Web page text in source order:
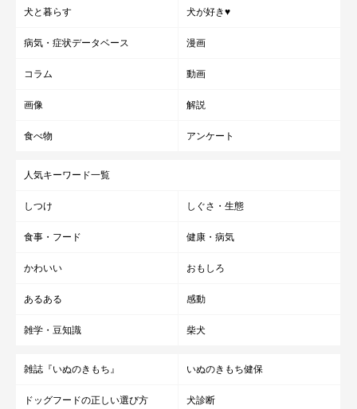
犬と暮らす 犬が好き♥
病気・症状データベース 漫画
コラム 動画
画像 解説
食べ物 アンケート
人気キーワード一覧
しつけ しぐさ・生態
食事・フード 健康・病気
かわいい おもしろ
あるある 感動
雑学・豆知識 柴犬
雑誌『いぬのきもち』 いぬのきもち健保
ドッグフードの正しい選び方 犬診断